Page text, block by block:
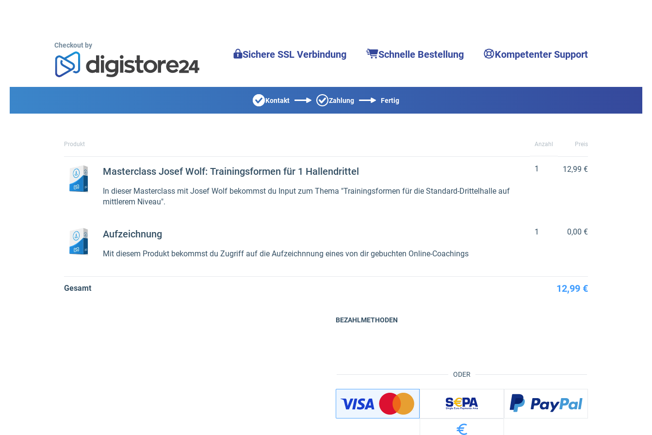
Checkout by
Sichere SSL Verbindung Schnelle Bestellung Kompetenter Support
Kontakt Zahlung Fertig
Produkt Anzahl Preis
Masterclass Josef Wolf: Trainingsformen für 1 Hallendrittel
In dieser Masterclass mit Josef Wolf bekommst du Input zum Thema "Trainingsformen für die Standard-Drittelhalle auf
mittlerem Niveau".
1 12,99 €
Aufzeichnung
Mit diesem Produkt bekommst du Zugriff auf die Aufzeichnnung eines von dir gebuchten Online-Coachings
1 0,00 €
Gesamt 12,99 €
ODER
BEZAHLMETHODEN